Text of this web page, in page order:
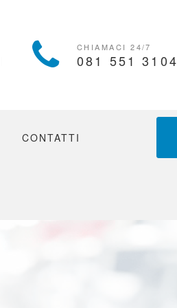
CHIAMACHIAMACI 24/7
081 551 3104
CONTATTI